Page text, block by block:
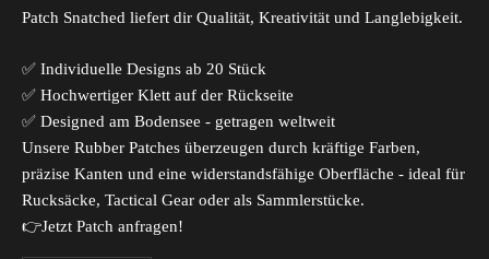
Patch Snatched liefert dir Qualität, Kreativität und Langlebigkeit.
✅ Individuelle Designs ab 20 Stück
✅ Hochwertiger Klett auf der Rückseite
✅ Designed am Bodensee - getragen weltweit
Unsere Rubber Patches überzeugen durch kräftige Farben,
präzise Kanten und eine widerstandsfähige Oberfläche - ideal für
Rucksäcke, Tactical Gear oder als Sammlerstücke.
👉Jetzt Patch anfragen!